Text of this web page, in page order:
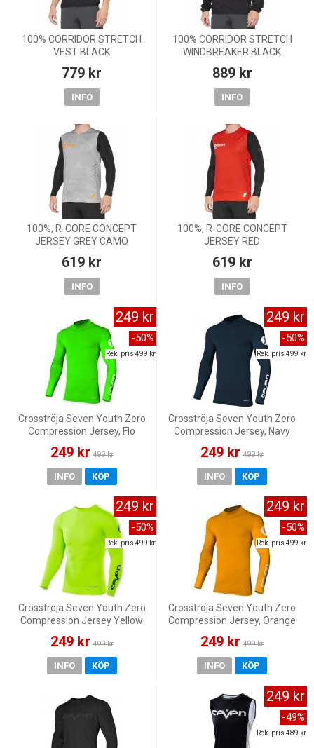
100% CORRIDOR STRETCH
VEST BLACK
779 kr
INFO
100% CORRIDOR STRETCH
WINDBREAKER BLACK
889 kr
INFO
100%, R-CORE CONCEPT
JERSEY GREY CAMO
619 kr
INFO
100%, R-CORE CONCEPT
JERSEY RED
619 kr
INFO
Crosströja Seven Youth Zero
Compression Jersey, Flo
249 kr 499 kr
249 kr
-50%
Rek. pris 499 kr
INFO KÖP
Crosströja Seven Youth Zero
Compression Jersey, Navy
249 kr 499 kr
249 kr
-50%
Rek. pris 499 kr
INFO KÖP
Crosströja Seven Youth Zero
Compression Jersey Yellow
249 kr 499 kr
249 kr
-50%
Rek. pris 499 kr
INFO KÖP
Crosströja Seven Youth Zero
Compression Jersey, Orange
249 kr 499 kr
249 kr
-50%
Rek. pris 499 kr
INFO KÖP
249 kr
-49%
Rek. pris 489 kr